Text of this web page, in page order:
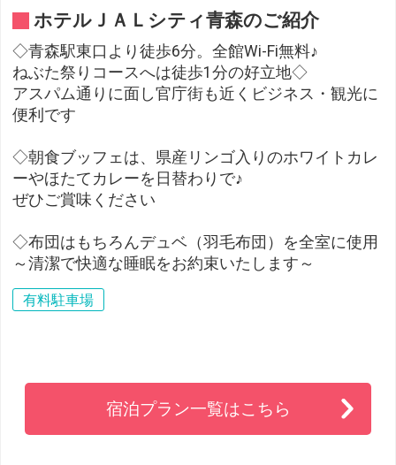
ホテルＪＡＬシティ青森のご紹介
◇青森駅東口より徒歩6分。全館Wi-Fi無料♪
ねぶた祭りコースへは徒歩1分の好立地◇
アスパム通りに面し官庁街も近くビジネス・観光に
便利です
◇朝食ブッフェは、県産リンゴ入りのホワイトカレ
ーやほたてカレーを日替わりで♪
ぜひご賞味ください
◇布団はもちろんデュベ（羽毛布団）を全室に使用
～清潔で快適な睡眠をお約束いたします～
有料駐車場
宿泊プラン一覧はこちら